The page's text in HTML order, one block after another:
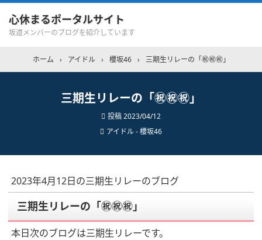
心休まるポータルサイト
坂道メンバーのブログを紹介しています
ホーム › アイドル › 櫻坂46 › 三期生リレーの「㊗️㊗️㊗️」
三期生リレーの「㊗️㊗️㊗️」
投稿2023/04/12
アイドル - 櫻坂46
2023年4月12日の三期生リレーのブログ
三期生リレーの「㊗️㊗️㊗️」
本日次のブログは三期生リレーです。